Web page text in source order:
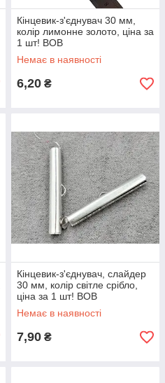
Кінцевик-з'єднувач 30 мм,
колір лимонне золото, ціна за
1 шт! ВОВ
Немає в наявності
6,20 ₴
Кінцевик-з'єднувач, слайдер
30 мм, колір світле срібло,
ціна за 1 шт! ВОВ
Немає в наявності
7,90 ₴